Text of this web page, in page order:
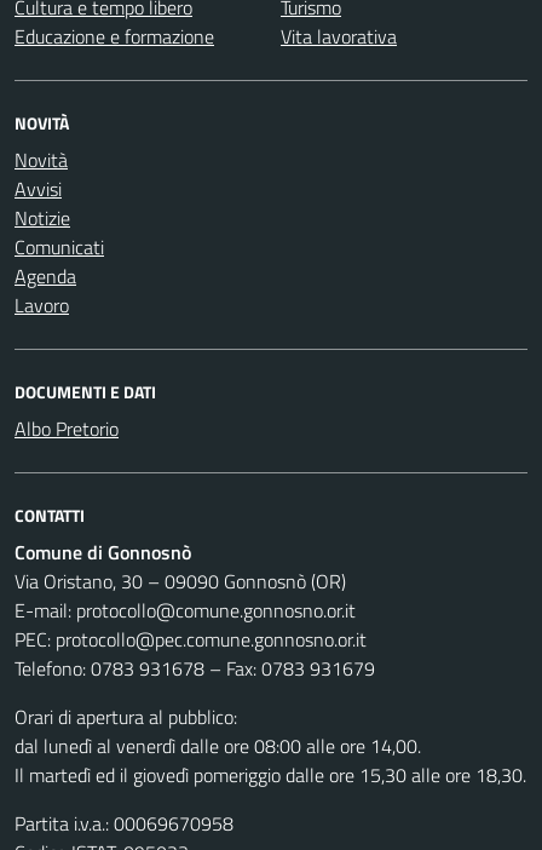
Cultura e tempo libero
Educazione e formazione
Turismo
Vita lavorativa
NOVITÀ
Novità
Avvisi
Notizie
Comunicati
Agenda
Lavoro
DOCUMENTI E DATI
Albo Pretorio
CONTATTI
Comune di Gonnosnò
Via Oristano, 30 – 09090 Gonnosnò (OR)
E-mail: protocollo@comune.gonnosno.or.it
PEC: protocollo@pec.comune.gonnosno.or.it
Telefono: 0783 931678 – Fax: 0783 931679
Orari di apertura al pubblico:
dal lunedì al venerdì dalle ore 08:00 alle ore 14,00.
Il martedì ed il giovedì pomeriggio dalle ore 15,30 alle ore 18,30.
Partita i.v.a.: 00069670958